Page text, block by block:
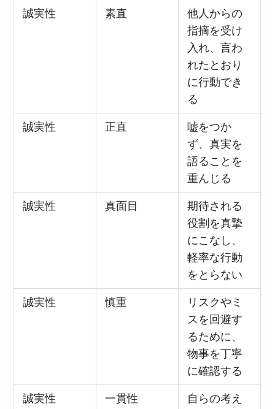
誠実性 素直
他人からの
指摘を受け
入れ、言わ
れたとおり
に行動でき
る
誠実性 正直
嘘をつか
ず、真実を
語ることを
重んじる
誠実性 真面目
期待される
役割を真摯
にこなし、
軽率な行動
をとらない
誠実性 慎重
リスクやミ
スを回避す
るために、
物事を丁寧
に確認する
誠実性 一貫性
自らの考え